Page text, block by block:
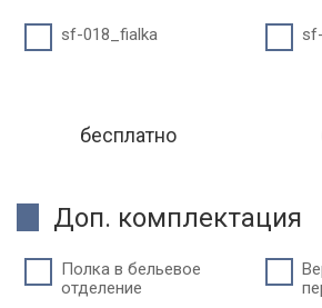
sf-018_fialka
бесплатно
Доп. комплектация
Полка в бельевое
отделение